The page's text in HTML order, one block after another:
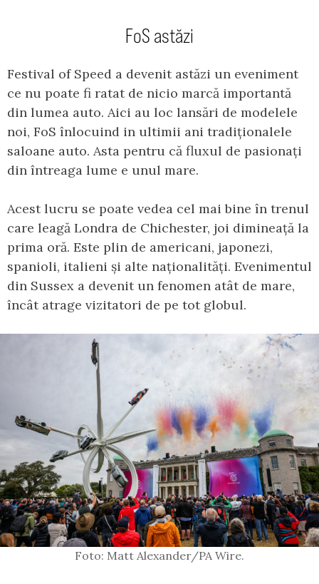
FoS astăzi
Festival of Speed a devenit astăzi un eveniment
ce nu poate fi ratat de nicio marcă importantă
din lumea auto. Aici au loc lansări de modelele
noi, FoS înlocuind in ultimii ani tradiționalele
saloane auto. Asta pentru că fluxul de pasionați
din întreaga lume e unul mare.
Acest lucru se poate vedea cel mai bine în trenul
care leagă Londra de Chichester, joi dimineață la
prima oră. Este plin de americani, japonezi,
spanioli, italieni și alte naționalități. Evenimentul
din Sussex a devenit un fenomen atât de mare,
încât atrage vizitatori de pe tot globul.
Foto: Matt Alexander/PA Wire.